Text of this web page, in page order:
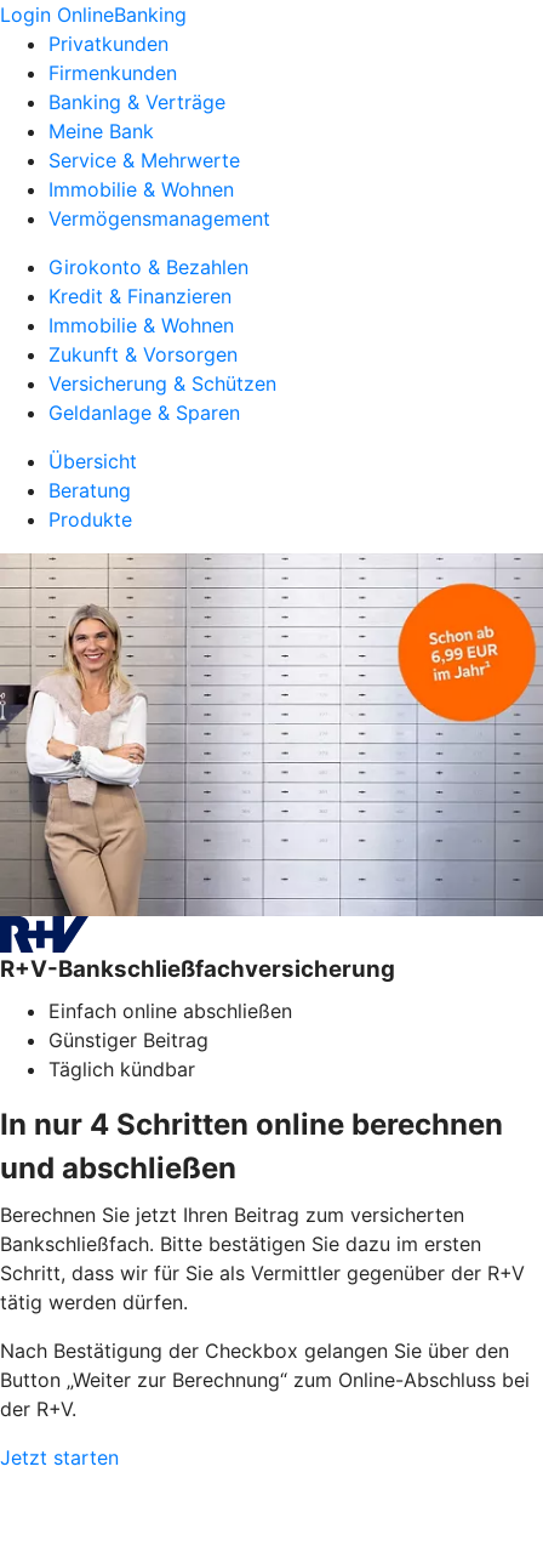
Login OnlineBanking
Privatkunden
Firmenkunden
Banking & Verträge
Meine Bank
Service & Mehrwerte
Immobilie & Wohnen
Vermögensmanagement
Girokonto & Bezahlen
Kredit & Finanzieren
Immobilie & Wohnen
Zukunft & Vorsorgen
Versicherung & Schützen
Geldanlage & Sparen
Übersicht
Beratung
Produkte
R+V-Bankschließfachversicherung
Einfach online abschließen
Günstiger Beitrag
Täglich kündbar
In nur 4 Schritten online berechnen
und abschließen
Berechnen Sie jetzt Ihren Beitrag zum versicherten
Bankschließfach. Bitte bestätigen Sie dazu im ersten
Schritt, dass wir für Sie als Vermittler gegenüber der R+V
tätig werden dürfen.
Nach Bestätigung der Checkbox gelangen Sie über den
Button „Weiter zur Berechnung“ zum Online-Abschluss bei
der R+V.
Jetzt starten